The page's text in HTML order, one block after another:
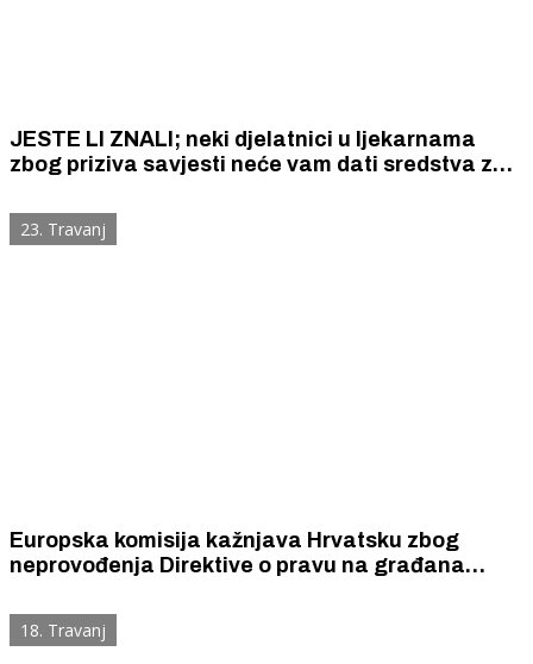
JESTE LI ZNALI; neki djelatnici u ljekarnama
zbog priziva savjesti neće vam dati sredstva za
liječnik.
23. Travanj
Europska komisija kažnjava Hrvatsku zbog
neprovođenja Direktive o pravu na građana
u Hrvatskoj ne zna da postoji
18. Travanj